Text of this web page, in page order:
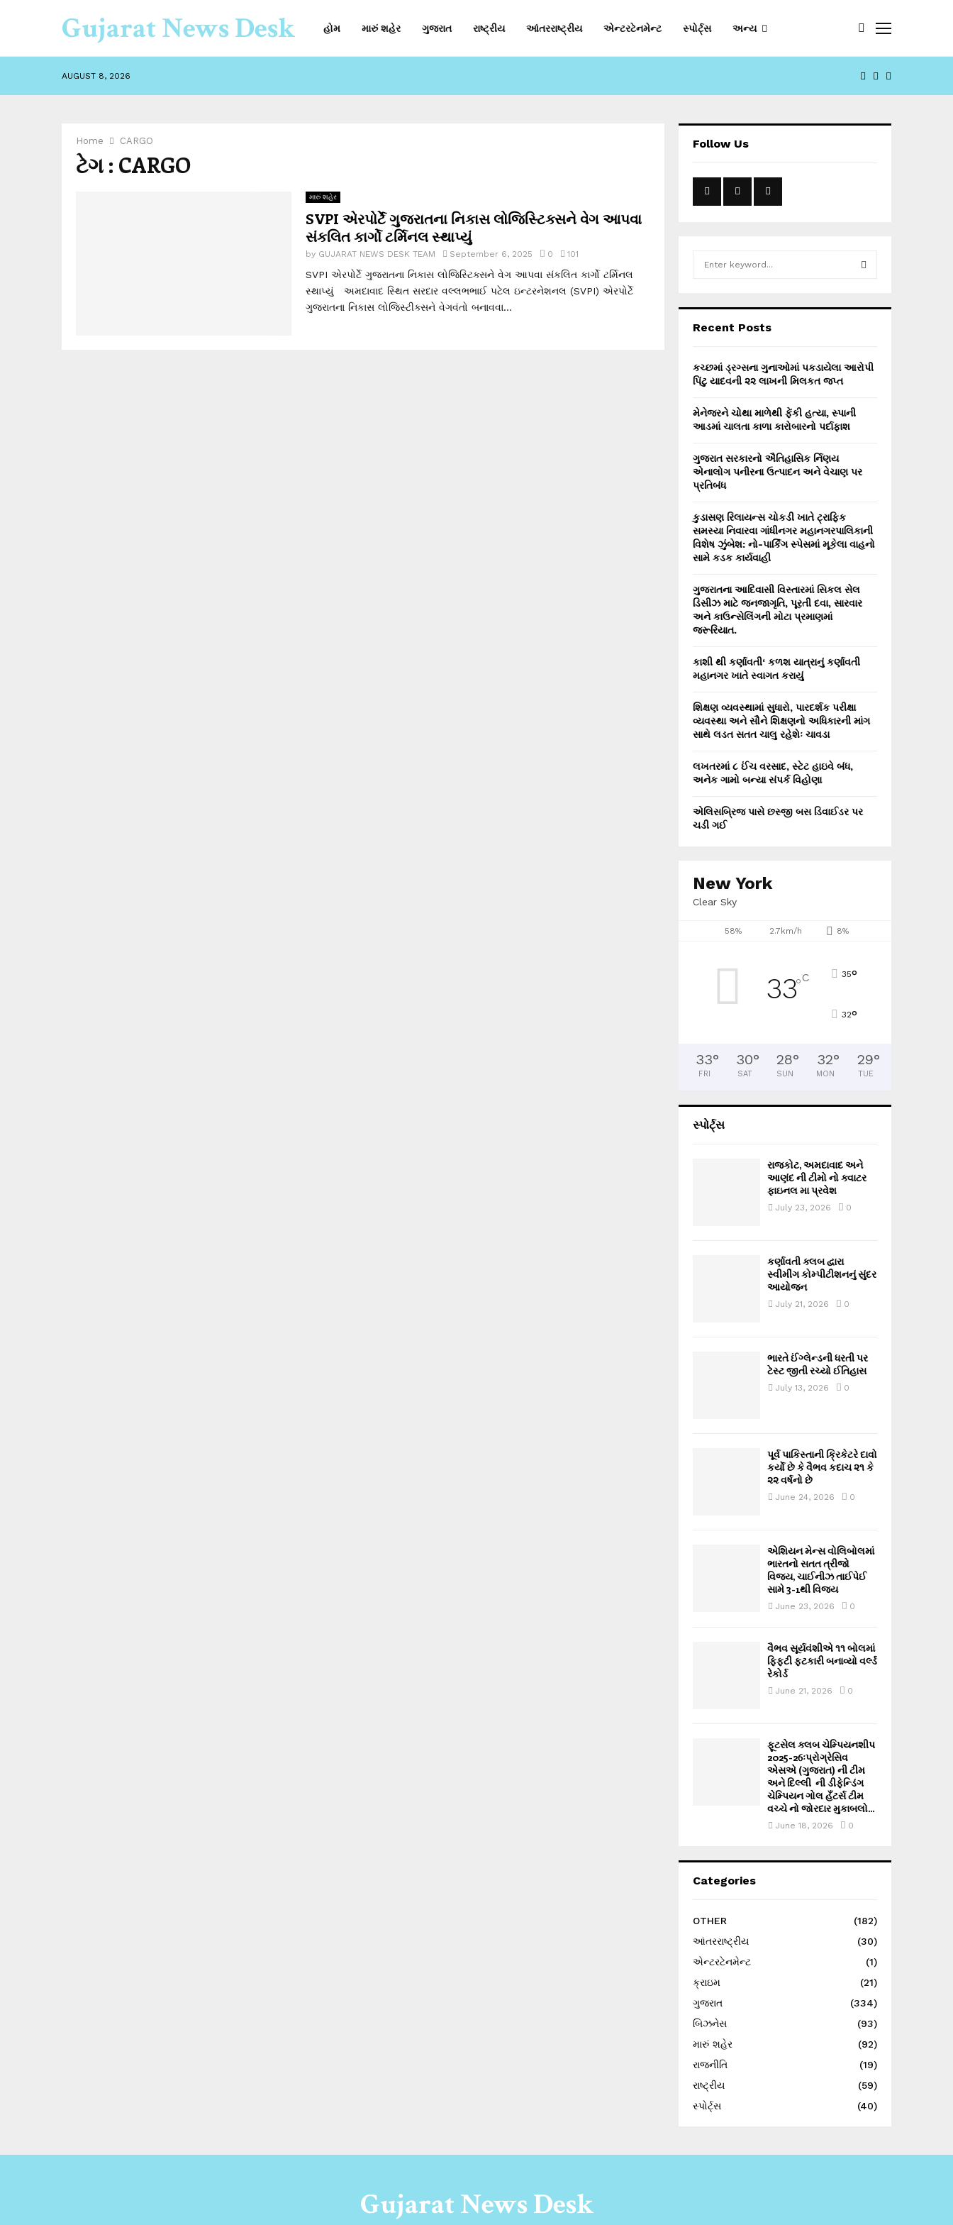
Gujarat News Desk હોમ મારું શહેર ગુજરાત રાષ્ટ્રીય આંતરરાષ્ટ્રીય એન્ટરટેનમેન્ટ સ્પોર્ટ્સ અન્ય
AUGUST 8, 2026 FACEBOOK
YOUTUBE
Home CARGO
ટેગ : CARGO
મારું શહેર
SVPI એરપોર્ટે ગુજરાતના નિકાસ લોજિસ્ટિક્સને વેગ આપવા
સંકલિત કાર્ગો ટર્મિનલ સ્થાપ્યું
by GUJARAT NEWS DESK TEAM September 6, 2025 0 101
SVPI એરપોર્ટે ગુજરાતના નિકાસ લોજિસ્ટિક્સને વેગ આપવા સંકલિત કાર્ગો ટર્મિનલ
સ્થાપ્યું અમદાવાદ સ્થિત સરદાર વલ્લભભાઈ પટેલ ઇન્ટરનેશનલ (SVPI) એરપોર્ટે
ગુજરાતના નિકાસ લોજિસ્ટીક્સને વેગવંતો બનાવવા...
Follow Us
h
o
r
Recent Posts
કચ્છમાં ડ્રગ્સના ગુનાઓમાં પકડાયેલા આરોપી
પિંટુ યાદવની ૨૨ લાખની મિલકત જપ્ત
મેનેજરને ચોથા માળેથી ફેંકી હત્યા, સ્પાની
આડમાં ચાલતા કાળા કારોબારનો પર્દાફાશ
ગુજરાત સરકારનો ઐતિહાસિક ર્નિણય
એનાલોગ પનીરના ઉત્પાદન અને વેચાણ પર
પ્રતિબંધ
કુડાસણ રિલાયન્સ ચોકડી ખાતે ટ્રાફિક
સમસ્યા નિવારવા ગાંધીનગર મહાનગરપાલિકાની
વિશેષ ઝુંબેશ: નો-પાર્કિંગ સ્પેસમાં મૂકેલા વાહનો
સામે કડક કાર્યવાહી
ગુજરાતના આદિવાસી વિસ્તારમાં સિકલ સેલ
ડિસીઝ માટે જનજાગૃતિ, પૂરતી દવા, સારવાર
અને કાઉન્સેલિંગની મોટા પ્રમાણમાં
જરૂરિયાત.
કાશી થી કર્ણાવતી‘ કળશ યાત્રાનું કર્ણાવતી
મહાનગર ખાતે સ્વાગત કરાયું
શિક્ષણ વ્યવસ્થામાં સુધારો, પારદર્શક પરીક્ષા
વ્યવસ્થા અને સૌને શિક્ષણનો અધિકારની માંગ
સાથે લડત સતત ચાલુ રહેશેઃ ચાવડા
લખતરમાં ૮ ઈંચ વરસાદ, સ્ટેટ હાઇવે બંધ,
અનેક ગામો બન્યા સંપર્ક વિહોણા
એલિસબ્રિજ પાસે છસ્જી બસ ડિવાઈડર પર
ચડી ગઈ
New York
Clear Sky
58% 2.7km/h 8%
33°C 35°
32°
33°
FRI
30°
SAT
28°
SUN
32°
MON
29°
TUE
સ્પોર્ટ્સ
રાજકોટ, અમદાવાદ અને
આણંદ ની ટીમો નો ક્વાટર
ફાઇનલ મા પ્રવેશ
July 23, 2026 0
કર્ણાવતી ક્લબ દ્વારા
સ્વીમીંગ કોમ્પીટીશનનું સુંદર
આયોજન
July 21, 2026 0
ભારતે ઈંગ્લેન્ડની ધરતી પર
ટેસ્ટ જીતી રચ્યો ઈતિહાસ
July 13, 2026 0
પૂર્વ પાકિસ્તાની ક્રિકેટરે દાવો
કર્યો છે કે વૈભવ કદાચ ૨૧ કે
૨૨ વર્ષનો છે
June 24, 2026 0
એશિયન મેન્સ વોલિબોલમાં
ભારતનો સતત ત્રીજો
વિજય, ચાઈનીઝ તાઈપેઈ
સામે 3-1થી વિજય
June 23, 2026 0
વૈભવ સૂર્યવંશીએ ૧૧ બોલમાં
ફિફ્ટી ફટકારી બનાવ્યો વર્લ્ડ
રેકોર્ડ
June 21, 2026 0
ફૂટસેલ ક્લબ ચેમ્પિયનશીપ
2025-26ઃપ્રોગ્રેસિવ
એસએ (ગુજરાત) ની ટીમ
અને દિલ્લી ની ડીફેન્ડિંગ
ચેમ્પિયન ગોલ હઁટર્સ ટીમ
વચ્ચે નો જોરદાર મુકાબલો...
June 18, 2026 0
Categories
OTHER
(182)
આંતરરાષ્ટ્રીય
(30)
એન્ટરટેનમેન્ટ
(1)
ક્રાઇમ
(21)
ગુજરાત
(334)
બિઝનેસ
(93)
મારું શહેર
(92)
રાજનીતિ
(19)
રાષ્ટ્રીય
(59)
સ્પોર્ટ્સ
(40)
Gujarat News Desk